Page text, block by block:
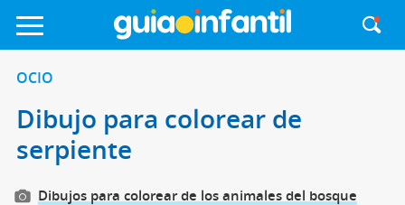
OCIO
Dibujo para colorear de
serpiente
Dibujos para colorear de los animales del bosque